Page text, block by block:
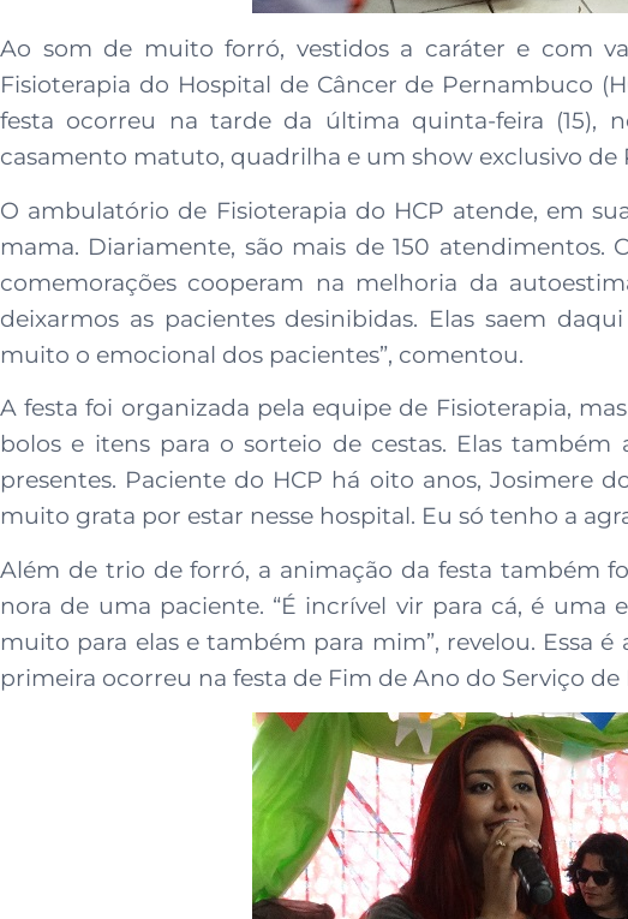
Ao som de muito forró, vestidos a caráter e com
Fisioterapia do Hospital de Câncer de Pernambuco
festa ocorreu na tarde da última quinta-feira (15),
casamento matuto, quadrilha e um show exclusivo de
O ambulatório de Fisioterapia do HCP atende, em
mama. Diariamente, são mais de 150 atendimentos.
comemorações cooperam na melhoria da
deixarmos as pacientes desinibidas. Elas saem
muito o emocional dos pacientes”, comentou.
A festa foi organizada pela equipe de Fisioterapia,
bolos e itens para o sorteio de cestas. Elas
presentes. Paciente do HCP há oito anos, Josimere
muito grata por estar nesse hospital. Eu só tenho a
Além de trio de forró, a animação da festa também
nora de uma paciente. “É incrível vir para cá, é uma
muito para elas e também para mim”, revelou. Essa
primeira ocorreu na festa de Fim de Ano do Serviço de